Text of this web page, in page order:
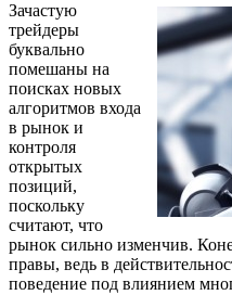
Зачастую
трейдеры
буквально
помешаны на
поисках новых
алгоритмов входа
в рынок и
контроля
открытых
позиций,
поскольку
считают, что
рынок сильно изменчив.
правы, ведь в
поведение под влиянием